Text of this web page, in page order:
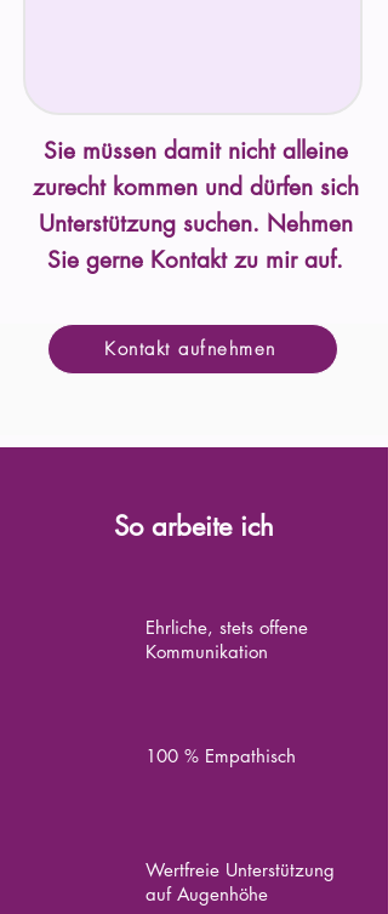
Sie müssen damit nicht alleine
zurecht kommen und dürfen sich
Unterstützung suchen. Nehmen
Sie gerne Kontakt zu mir auf.
Kontakt aufnehmen
So arbeite ich
Ehrliche, stets offene
Kommunikation
100 % Empathisch
Wertfreie Unterstützung
auf Augenhöhe